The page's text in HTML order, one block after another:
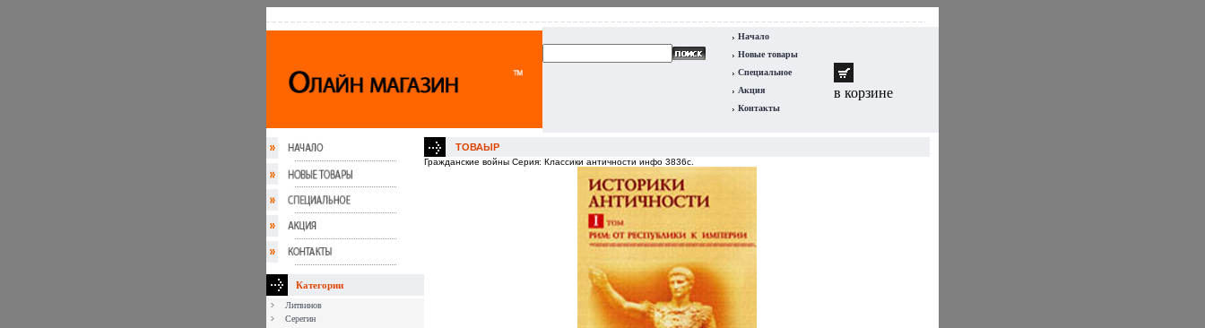
Начало
Новые товары
Специальное
Акция
Контакты
в корзине
Категории
Литвинов
Серегин
ТОВАЫР
Гражданские войны Серия: Классики античности инфо 3836c.